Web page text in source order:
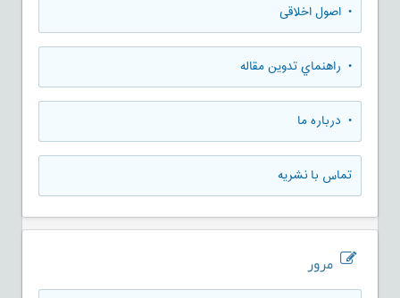
• اصول اخلاقی
• راهنماي تدوين مقاله
• درباره ما
تماس با نشریه
مرور